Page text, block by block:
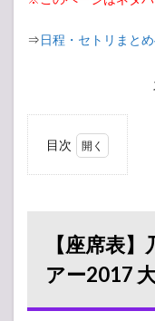
⇒日程・セトリまと
目次
乃木
坂46
真夏
の全
【座席表
アー2017